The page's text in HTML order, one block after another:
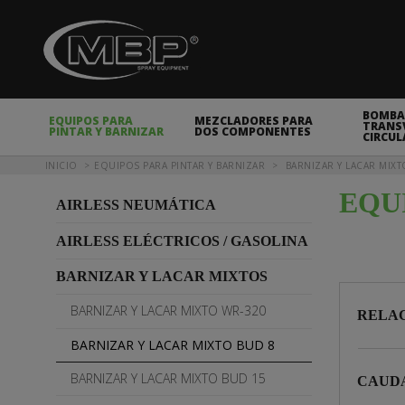
EQUIPOS PARA
PINTAR Y BARNIZAR
MEZCLADORES PARA
DOS COMPONENTES
Usted está aquí
INICIO EQUIPOS PARA PINTAR Y BARNIZAR BARNIZAR Y LACAR
AIRLESS NEUMÁTICA
AIRLESS ELÉCTRICOS / GASOLINA
BARNIZAR Y LACAR MIXTOS
BARNIZAR Y LACAR MIXTO WR-320
BARNIZAR Y LACAR MIXTO BUD 8
BARNIZAR Y LACAR MIXTO BUD 15